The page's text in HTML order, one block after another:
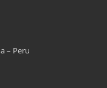
– Peru